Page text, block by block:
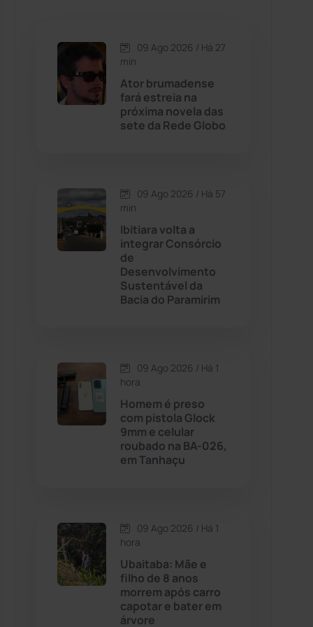
Caetité (1504)
Candiba
Cândido Sales (121)
Carinhanha (300)
Caturama
Chapada Diamantina (430)
Cordeiros
Dom Basílio
Érico Cardoso
Esportes
09 Ago 2026 / Há 27
min
Ator brumadense
fará estreia na
próxima novela das
sete da Rede Globo
09 Ago 2026 / Há 57
min
Ibitiara volta a
integrar Consórcio
de
Desenvolvimento
Sustentável da
Bacia do Paramirim
09 Ago 2026 / Há 1
hora
Homem é preso
com pistola Glock
9mm e celular
roubado na BA-026,
em Tanhaçu
09 Ago 2026 / Há 1
hora
Ubaitaba: Mãe e
filho de 8 anos
morrem após carro
capotar e bater em
árvore